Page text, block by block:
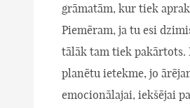
grāmatām, kur tiek
Piemēram, ja tu esi
tālāk tam tiek pakārtots.
planētu ietekme, jo
emocionālajai, iekšējai